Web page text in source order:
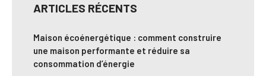
ARTICLES RÉCENTS
Maison écoénergétique : comment construire
une maison performante et réduire sa
consommation d’énergie